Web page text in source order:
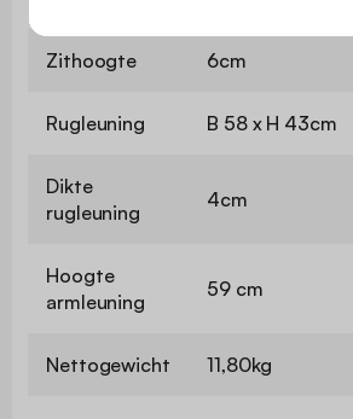
Zithoogte 6cm
Rugleuning B 58 x H 43cm
Dikte
rugleuning
4cm
Hoogte
armleuning
59 cm
Nettogewicht 11,80kg